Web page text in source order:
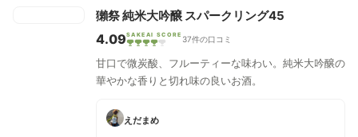
くらでも飲んでしまいそう。これの後に三割九分を
飲むと三割九分には舌の両側に独特の香りを感じ
る。 (2025.11.8)「新生」のつく獺祭磨き二割三分と
の方がストレートでスッキリした感じ。
獺祭 純米大吟醸 スパークリング45
4.09SAKEAI SCORE 37件の口コミ
甘口で微炭酸、フルーティーな味わい。純米大吟醸の
華やかな香りと切れ味の良いお酒。
えだまめ